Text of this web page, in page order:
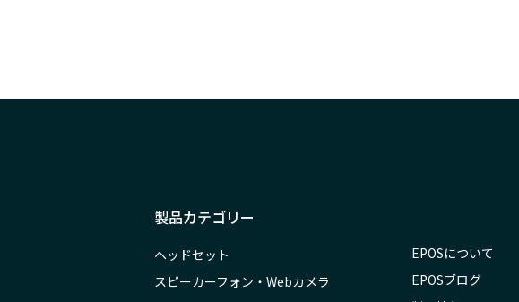
製品カテゴリー
ヘッドセット
スピーカーフォン・Webカメラ
EPOSについて
EPOSブログ